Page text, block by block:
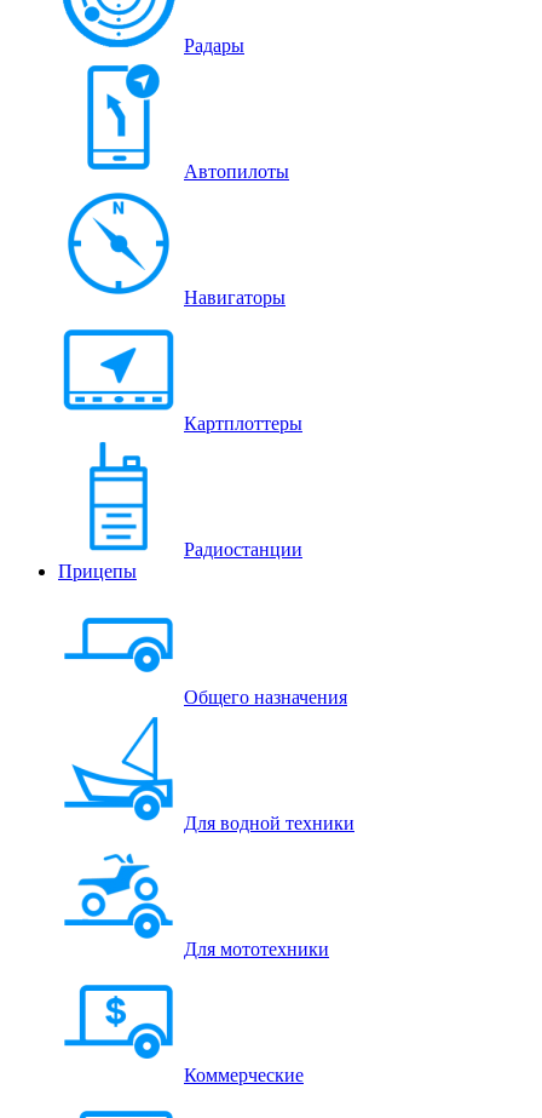
Радары
Автопилоты
Навигаторы
Картплоттеры
Радиостанции
Прицепы
Общего назначения
Для водной техники
Для мототехники
Коммерческие